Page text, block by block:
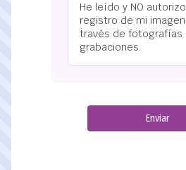
He leído y NO
registro de mi
través de fotografías
grabaciones.